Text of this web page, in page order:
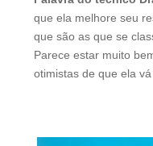
que ela melhore seu
que são as que se
Parece estar muito
otimistas de que ela